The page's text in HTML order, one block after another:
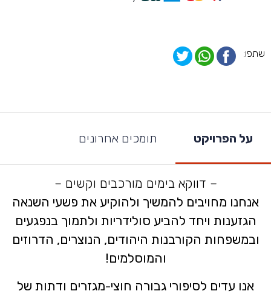
שתפו:
על הפרויקט תומכים אחרונים
– דווקא בימים מורכבים וקשים –
אנחנו מחויבים להמשיך ולהוקיע את פשעי השנאה
הגזענות ויחד להביע סולידריות ולתמוך בנפגעים
ובמשפחות הקורבנות היהודים, הנוצרים, הדרוזים
והמוסלמים!
אנו עדים לסיפורי גבורה חוצי-מגזרים ודתות של